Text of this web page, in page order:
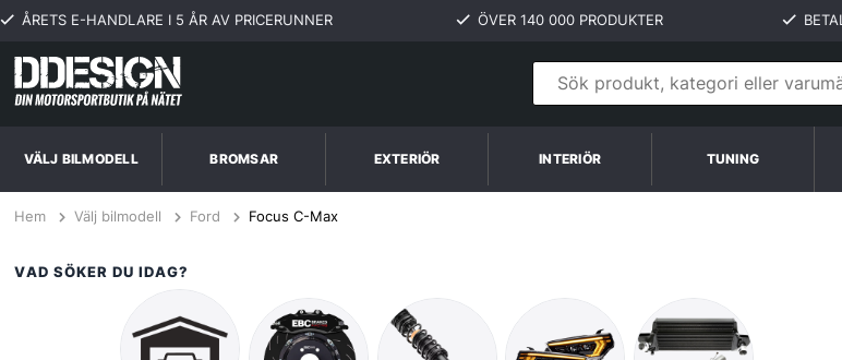
ÅRETS E-HANDLARE I 5 ÅR AV PRICERUNNER ÖVER 140 000 PRODUKTER
VÄLJ BILMODELL BROMSAR EXTERIÖR INTERIÖR TUNING
Hem Välj bilmodell Ford Focus C-Max
VAD SÖKER DU IDAG?